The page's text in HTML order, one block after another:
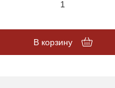
В корзину